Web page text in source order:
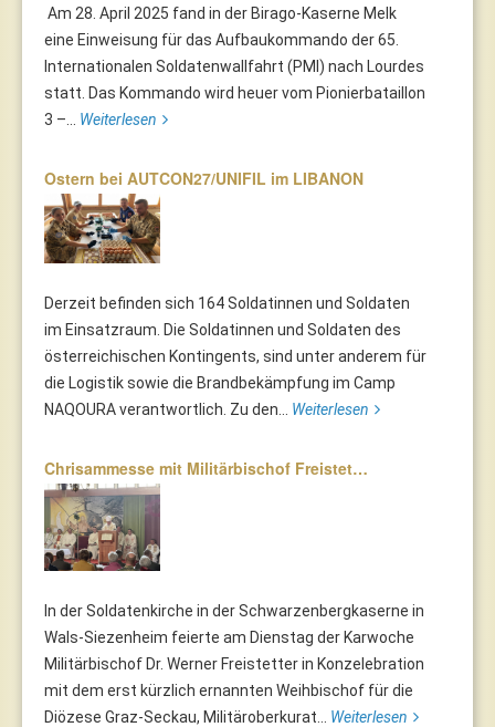
Am 28. April 2025 fand in der Birago-Kaserne Melk
eine Einweisung für das Aufbaukommando der 65.
Internationalen Soldatenwallfahrt (PMI) nach Lourdes
statt. Das Kommando wird heuer vom Pionierbataillon
3 –... Weiterlesen
Ostern bei AUTCON27/UNIFIL im LIBANON
Derzeit befinden sich 164 Soldatinnen und Soldaten
im Einsatzraum. Die Soldatinnen und Soldaten des
österreichischen Kontingents, sind unter anderem für
die Logistik sowie die Brandbekämpfung im Camp
NAQOURA verantwortlich. Zu den... Weiterlesen
Chrisammesse mit Militärbischof Freistet…
In der Soldatenkirche in der Schwarzenbergkaserne in
Wals-Siezenheim feierte am Dienstag der Karwoche
Militärbischof Dr. Werner Freistetter in Konzelebration
mit dem erst kürzlich ernannten Weihbischof für die
Diözese Graz-Seckau, Militäroberkurat... Weiterlesen